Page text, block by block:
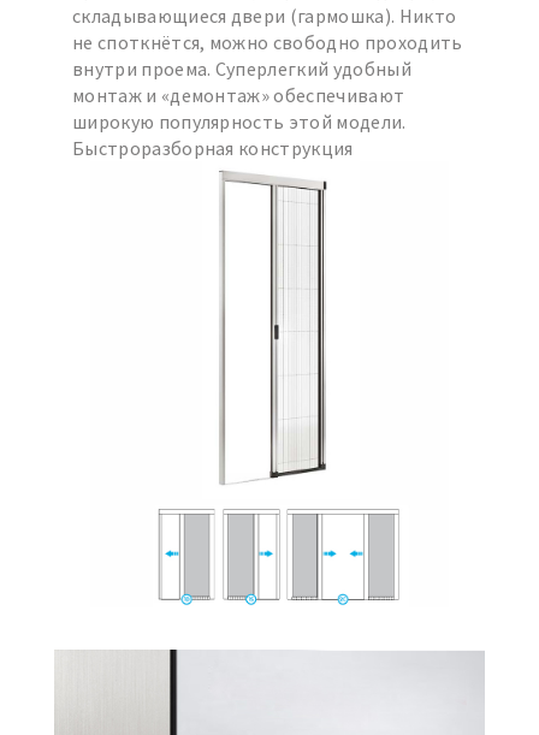
складывающиеся двери (гармошка). Никто
не споткнётся, можно свободно проходить
внутри проема. Суперлегкий удобный
монтаж и «демонтаж» обеспечивают
широкую популярность этой модели.
Быстроразборная конструкция